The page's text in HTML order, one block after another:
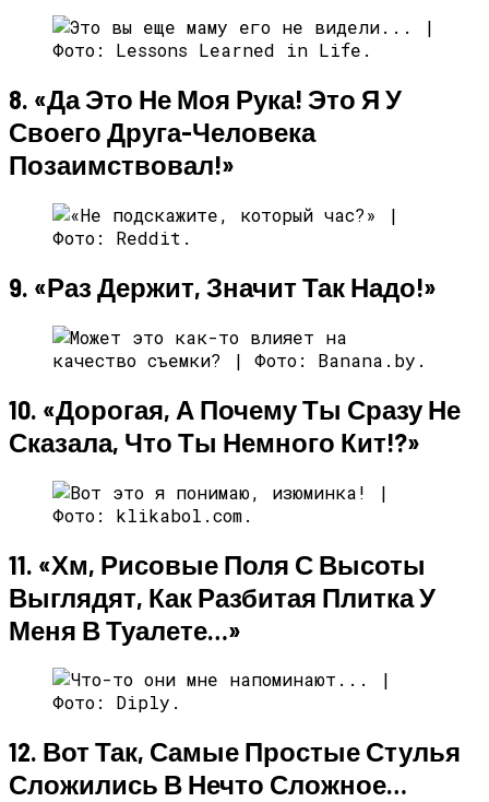
8. «Да Это Не Моя Рука! Это Я У
Своего Друга-Человека
Позаимствовал!»
9. «Раз Держит, Значит Так Надо!»
10. «Дорогая, А Почему Ты Сразу Не
Сказала, Что Ты Немного Кит!?»
11. «Хм, Рисовые Поля С Высоты
Выглядят, Как Разбитая Плитка У
Меня В Туалете…»
12. Вот Так, Самые Простые Стулья
Сложились В Нечто Сложное…